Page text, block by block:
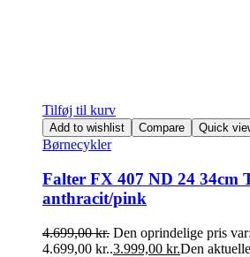
Tilføj til kurv
Add to wishlist Compare Quick
Børnecykler
Falter FX 407 ND 24 34cm
anthracit/pink
4.699,00kr. Den oprindelige pris var:
4.699,00 kr..3.999,00 kr.Den